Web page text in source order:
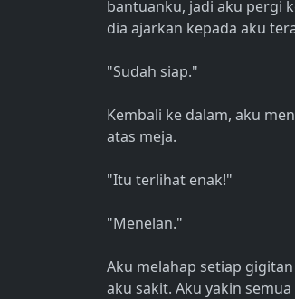
bantuanku, jadi aku pergi
dia ajarkan kepada aku
"Sudah siap."
Kembali ke dalam, aku
atas meja.
"Itu terlihat enak!"
"Menelan."
Aku melahap setiap
aku sakit. Aku yakin